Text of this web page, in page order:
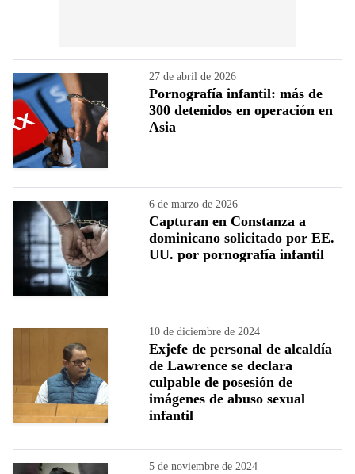
27 de abril de 2026
Pornografía infantil: más de
300 detenidos en operación en
Asia
6 de marzo de 2026
Capturan en Constanza a
dominicano solicitado por EE.
UU. por pornografía infantil
10 de diciembre de 2024
Exjefe de personal de alcaldía
de Lawrence se declara
culpable de posesión de
imágenes de abuso sexual
infantil
5 de noviembre de 2024